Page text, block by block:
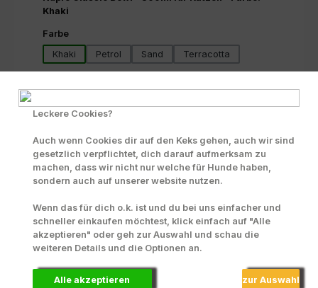
Khaki
Farbeauswählen
Khaki
Petrol Sand Terracotta
In den Warenkorb
Zum Merkzettel hinzufügen
INFO zu Liefer- und Versandkosten
Produktnummer:
Beschreibung
Die klassischen Näpfe der Sili Bowl Collection von 51
Degrees North sind erhältlich jeweils in den Farben
Khaki, Petrol, San…Mehr
Leckere Cookies?
Auch wenn Cookies dir auf den Keks gehen, auch wir sind
gesetzlich verpflichtet, dich darauf aufmerksam zu
machen, dass wir nicht nur welche für Hunde haben,
sondern auch auf unserer website nutzen.
Wenn das für dich o.k. ist und du bei uns einfacher und
schneller einkaufen möchtest, klick einfach auf "Alle
akzeptieren" oder geh zur Auswahl und schau die
weiteren Details und die Optionen an.
Alle akzeptieren zur Auswahl